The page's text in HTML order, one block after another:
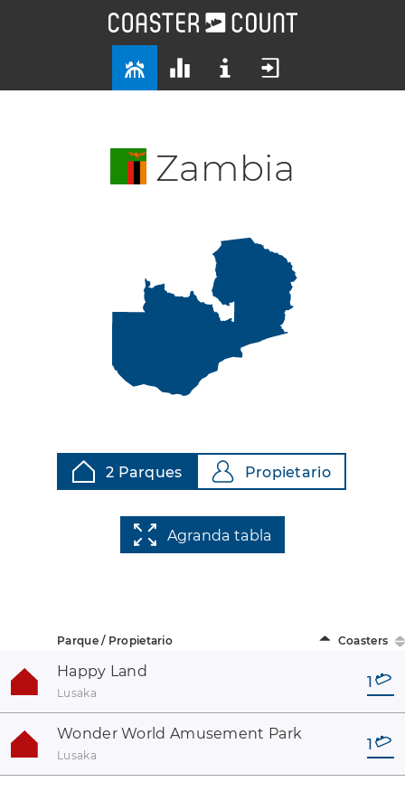
Zambia
2 Parques Propietario
Agranda tabla
Parque / Propietario Coasters
Happy Land
Lusaka
1
Wonder World Amusement Park
Lusaka
1